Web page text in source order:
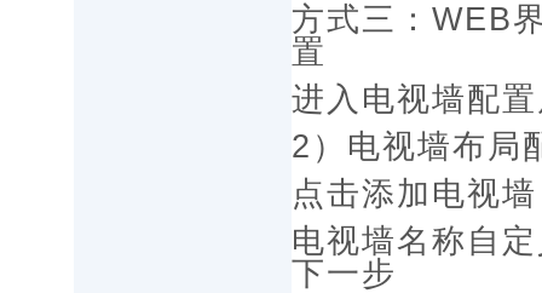
方式三：WEB
置
进入电视墙配
2）电视墙布局
点击添加电视
电视墙名称自
下一步